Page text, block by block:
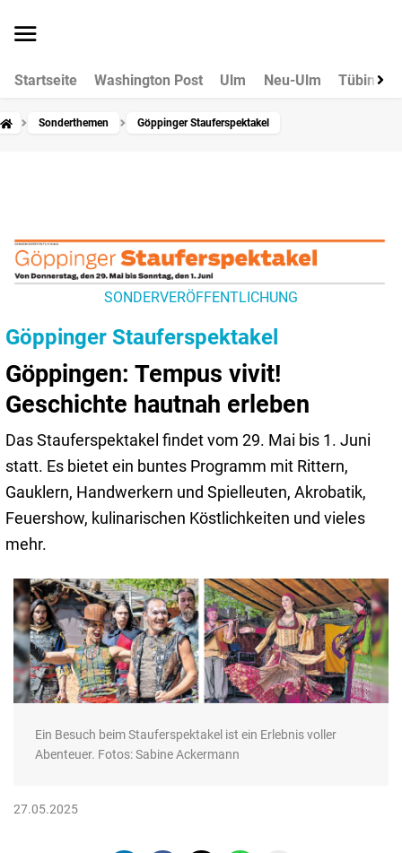
Startseite Washington Post Ulm Neu-Ulm Tübingen
Sonderthemen Göppinger Stauferspektakel
SONDERVERÖFFENTLICHUNG
Göppinger Stauferspektakel
Göppingen: Tempus vivit!
Geschichte hautnah erleben
Das Stauferspektakel findet vom 29. Mai bis 1. Juni
statt. Es bietet ein buntes Programm mit Rittern,
Gauklern, Handwerkern und Spielleuten, Akrobatik,
Feuershow, kulinarischen Köstlichkeiten und vieles
mehr.
Ein Besuch beim Stauferspektakel ist ein Erlebnis voller
Abenteuer. Fotos: Sabine Ackermann
27.05.2025